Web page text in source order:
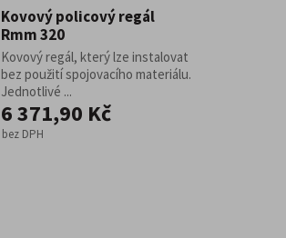
Kovový policový regál
Rmm 320
Kovový regál, který lze instalovat
bez použití spojovacího materiálu.
Jednotlivé ...
6 371,90 Kč
bez DPH